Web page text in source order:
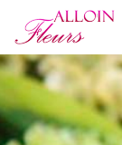
contenu
principal